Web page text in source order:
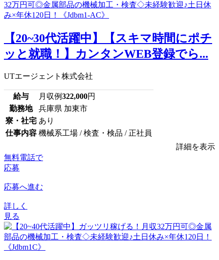
【20~30代活躍中】【スキマ時間にポチ
ッと就職！】カンタンWEB登録でら...
UTエージェント株式会社
給与 月収例322,000円
勤務地
兵庫県 加東市
寮・社宅 あり
仕事内容 機械系工場 / 検査・検品 / 正社員
詳細を表示
無料電話で
応募
応募へ進む
詳しく
見る